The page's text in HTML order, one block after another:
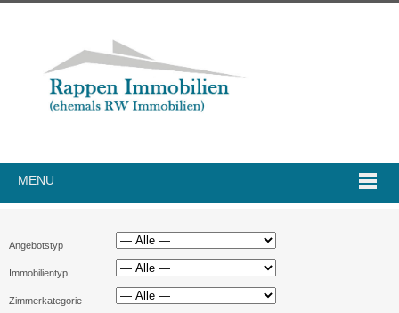
MENU
Angebotstyp
Immobilientyp
Zimmerkategorie